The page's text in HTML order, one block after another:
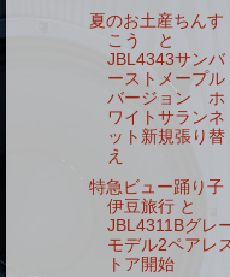
夏のお土産ちんす
こう と
JBL4343サンバ
ーストメープル
バージョン ホ
ワイトサランネ
ット新規張り替
え
特急ビュー踊り子
伊豆旅行 と
JBL4311Bグレ
モデル2ペアレ
トア開始